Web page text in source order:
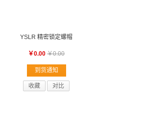
YSLR 精密锁定螺帽
￥0.00 ￥0.00
到货通知
收藏 对比